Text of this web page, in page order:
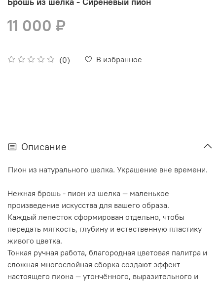
(0) В избранное
11 000 ₽
Описание
Пион из натурального шелка. Украшение вне времени.
Нежная брошь - пион из шелка — маленькое
произведение искусства для вашего образа.
Каждый лепесток сформирован отдельно, чтобы
передать мягкость, глубину и естественную пластику
живого цветка.
Тонкая ручная работа, благородная цветовая палитра и
сложная многослойная сборка создают эффект
настоящего пиона — утончённого, выразительного и